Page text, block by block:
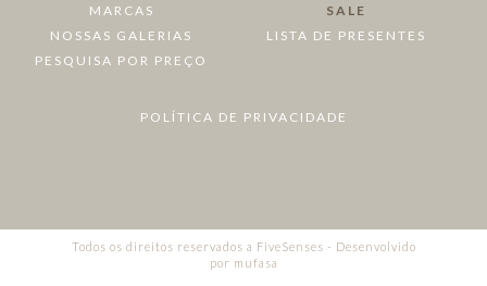
MARCAS
SALE
NOSSAS GALERIAS
LISTA DE PRESENTES
PESQUISA POR PREÇO
POLÍTICA DE PRIVACIDADE
Todos os direitos reservados a FiveSenses - Desenvolvido
por mufasa